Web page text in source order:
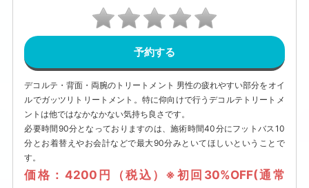
予約する
デコルテ・背面・両腕のトリートメント 男性の疲れやすい部分をオイ
ルでガッツリトリートメント。特に仰向けで行うデコルテトリートメ
ントは他ではなかなかない気持ち良さです。
必要時間90分となっておりますのは、施術時間40分にフットバス10
分とお着替えやお会計などで最大90分みといてほしいということで
す。
価格：4200円（税込）※初回30%OFF(通常